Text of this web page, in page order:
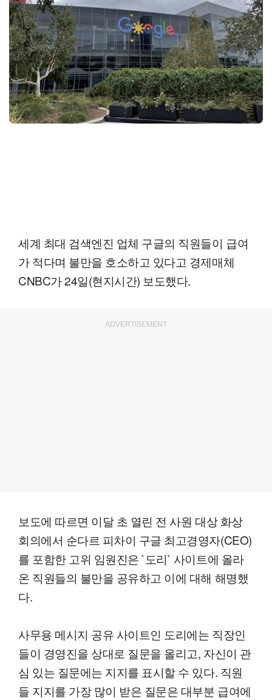
세계 최대 검색엔진 업체 구글의 직원들이 급여
가 적다며 불만을 호소하고 있다고 경제매체
CNBC가 24일(현지시간) 보도했다.
ADVERTISEMENT
보도에 따르면 이달 초 열린 전 사원 대상 화상
회의에서 순다르 피차이 구글 최고경영자(CEO)
를 포함한 고위 임원진은 `도리` 사이트에 올라
온 직원들의 불만을 공유하고 이에 대해 해명했
다.
사무용 메시지 공유 사이트인 도리에는 직장인
들이 경영진을 상대로 질문을 올리고, 자신이 관
심 있는 질문에는 지지를 표시할 수 있다. 직원
들 지지를 가장 많이 받은 질문은 대부분 급여에